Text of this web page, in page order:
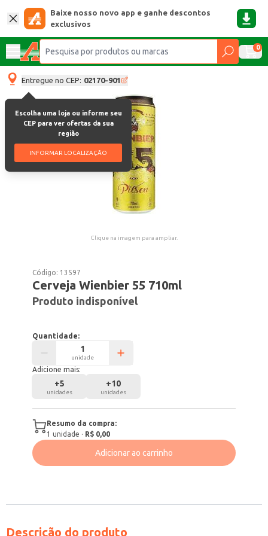
Baixe nosso novo app e ganhe descontos
exclusivos
0
Entregue no CEP: 02170-901
Escolha uma loja ou informe seu
CEP para ver ofertas da sua
região
INFORMAR LOCALIZAÇÃO
Clique na imagem para ampliar.
Código: 13597
Cerveja Wienbier 55 710ml
Produto indisponível
Quantidade:
unidade
Adicione mais:
+5
unidades
+10
unidades
Resumo da compra:
1 unidade · R$ 0,00
Adicionar ao carrinho
Descrição do produto